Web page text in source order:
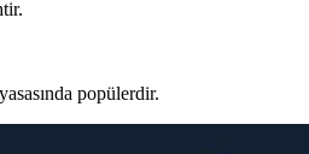
popülerdir.